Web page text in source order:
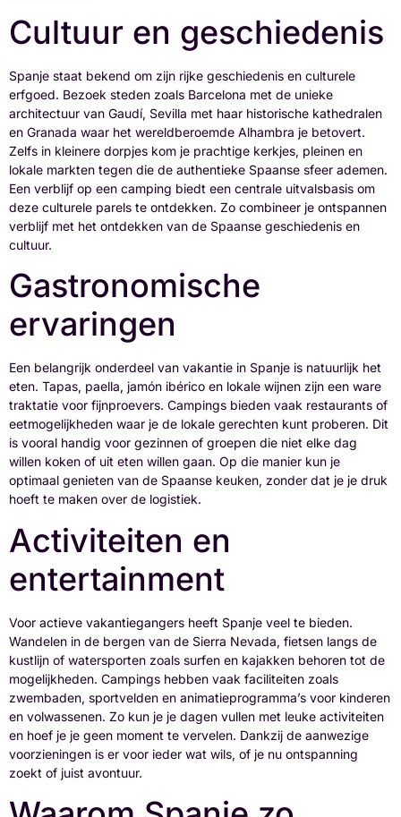
Cultuur en geschiedenis
Spanje staat bekend om zijn rijke geschiedenis en culturele
erfgoed. Bezoek steden zoals Barcelona met de unieke
architectuur van Gaudí, Sevilla met haar historische kathedralen
en Granada waar het wereldberoemde Alhambra je betovert.
Zelfs in kleinere dorpjes kom je prachtige kerkjes, pleinen en
lokale markten tegen die de authentieke Spaanse sfeer ademen.
Een verblijf op een camping biedt een centrale uitvalsbasis om
deze culturele parels te ontdekken. Zo combineer je ontspannen
verblijf met het ontdekken van de Spaanse geschiedenis en
cultuur.
Gastronomische
ervaringen
Een belangrijk onderdeel van vakantie in Spanje is natuurlijk het
eten. Tapas, paella, jamón ibérico en lokale wijnen zijn een ware
traktatie voor fijnproevers. Campings bieden vaak restaurants of
eetmogelijkheden waar je de lokale gerechten kunt proberen. Dit
is vooral handig voor gezinnen of groepen die niet elke dag
willen koken of uit eten willen gaan. Op die manier kun je
optimaal genieten van de Spaanse keuken, zonder dat je je druk
hoeft te maken over de logistiek.
Activiteiten en
entertainment
Voor actieve vakantiegangers heeft Spanje veel te bieden.
Wandelen in de bergen van de Sierra Nevada, fietsen langs de
kustlijn of watersporten zoals surfen en kajakken behoren tot de
mogelijkheden. Campings hebben vaak faciliteiten zoals
zwembaden, sportvelden en animatieprogramma’s voor kinderen
en volwassenen. Zo kun je je dagen vullen met leuke activiteiten
en hoef je je geen moment te vervelen. Dankzij de aanwezige
voorzieningen is er voor ieder wat wils, of je nu ontspanning
zoekt of juist avontuur.